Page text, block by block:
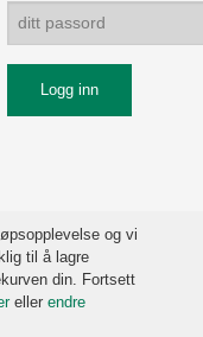
og vi
til å lagre
din. Fortsett
eller endre